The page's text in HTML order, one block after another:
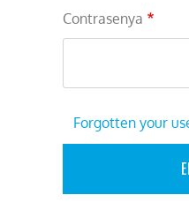
Contrasenya
Forgotten your